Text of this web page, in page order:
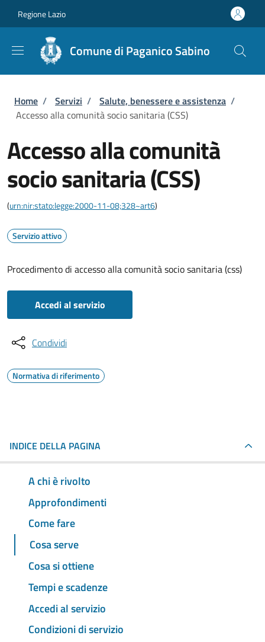
Regione Lazio
Comune di Paganico Sabino
Briciole di pane
Home / Servizi / Salute, benessere e assistenza /
Accesso alla comunità socio sanitaria (CSS)
Accesso alla comunità
socio sanitaria (CSS)
(urn:nir:stato:legge:2000-11-08;328~art6)
Servizio attivo
Procedimento di accesso alla comunità socio sanitaria (css)
Accedi al servizio
Condividi
Normativa di riferimento
INDICE DELLA PAGINA
A chi è rivolto
Approfondimenti
Come fare
Cosa serve
Cosa si ottiene
Tempi e scadenze
Accedi al servizio
Condizioni di servizio